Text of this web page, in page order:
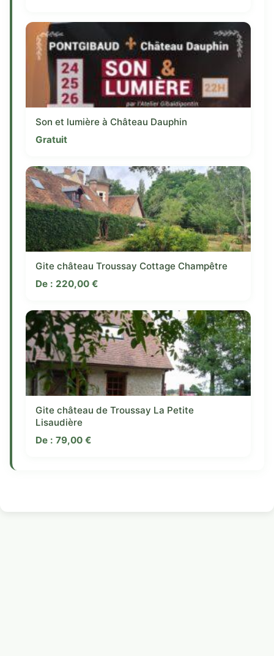
Son et lumière à Château Dauphin
Gratuit
Gite château Troussay Cottage Champêtre
De : 220,00 €
Gite château de Troussay La Petite
Lisaudière
De : 79,00 €